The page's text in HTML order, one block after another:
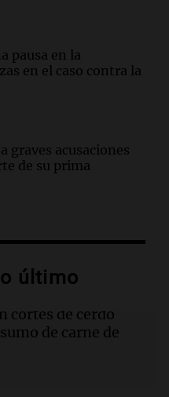
pausa en la
en el caso contra la
graves acusaciones
de su prima
eólicos en
hasta $400 de
TechCrunch
último
cortes de cerdo
de carne de